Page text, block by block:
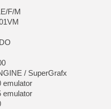
F/M
/ SuperGrafx
emulator
emulator